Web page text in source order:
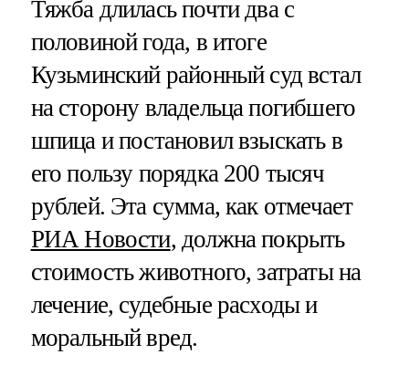
Тяжба длилась почти два с
половиной года, в итоге
Кузьминский районный суд встал
на сторону владельца погибшего
шпица и постановил взыскать в
его пользу порядка 200 тысяч
рублей. Эта сумма, как отмечает
РИА Новости, должна покрыть
стоимость животного, затраты на
лечение, судебные расходы и
моральный вред.